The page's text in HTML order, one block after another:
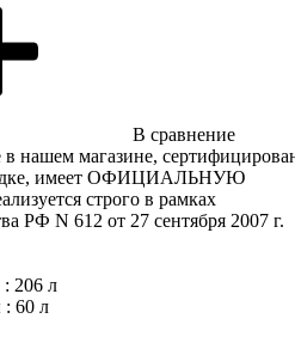
В сравнение
нашем магазине,
имеет ОФИЦИАЛЬНУЮ
строго в рамках
РФ N 612 от 27 сентября 2007 г.
206 л
: 60 л